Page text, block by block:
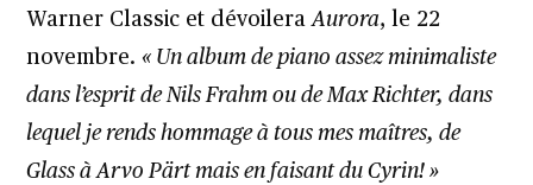
Warner Classic et dévoileraAurora, le 22
novembre. « Un album de piano assez minimaliste
dans l’esprit de Nils Frahm ou de Max Richter, dans
lequel je rends hommage à tous mes maîtres, de
Glass à Arvo Pärt mais en faisant du Cyrin! »